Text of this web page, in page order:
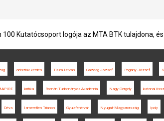
100 Kutatócsoport logója az MTA BTK tulajdona,
délszláv kérdés Tisza István Gazdag József Pogány József
kritika Román Tudományos Akadémia Nagy Gergely katonai
Déva Ismeretlen Trianon Gyulafehérvár Nyugat-Magyarország Ipoly